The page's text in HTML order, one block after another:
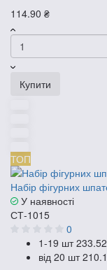
114.90 ₴
Купити
ТОП
Набір фігурних
У наявності
СТ-1015
0
1-19 шт
від 20 шт